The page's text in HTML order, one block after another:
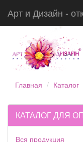
Арт и Дизайн -
Главная Каталог
КАТАЛОГ ДЛЯ
Вся продукция